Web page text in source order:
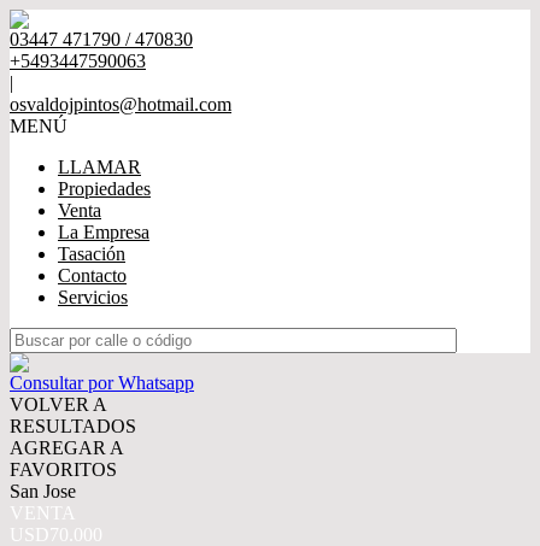
03447 471790 / 470830
+5493447590063
|
osvaldojpintos@hotmail.com
MENÚ
LLAMAR
Propiedades
Venta
La Empresa
Tasación
Contacto
Servicios
Consultar por Whatsapp
VOLVER A
RESULTADOS
AGREGAR A
FAVORITOS
San Jose
VENTA
USD70.000